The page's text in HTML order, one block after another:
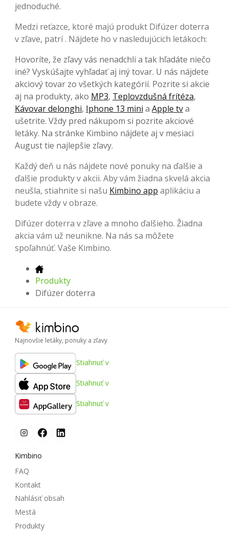
jednoduché.
Medzi reťazce, ktoré majú produkt Difúzer doterra
v zľave, patrí . Nájdete ho v nasledujúcich letákoch:
Hovoríte, že zľavy vás nenadchli a tak hľadáte niečo
iné? Vyskúšajte vyhľadať aj iný tovar. U nás nájdete
akciový tovar zo všetkých kategórií. Pozrite si akcie
aj na produkty, ako MP3, Teplovzdušná frítéza,
Kávovar delonghi, Iphone 13 mini a Apple tva
ušetrite. Vždy pred nákupom si pozrite akciové
letáky. Na stránke Kimbino nájdete aj v mesiaci
August tie najlepšie zľavy.
Každý deň u nás nájdete nové ponuky na ďalšie a
ďalšie produkty v akcii. Aby vám žiadna skvelá akcia
neušla, stiahnite si našu Kimbino app aplikáciu a
budete vždy v obraze.
Difúzer doterra v zľave a mnoho ďalšieho. Žiadna
akcia vám už neunikne. Na nás sa môžete
spoľahnúť. Vaše Kimbino.
Produkty
Difúzer doterra
Najnovšie letáky, ponuky a zľavy
Stiahnuť v
Stiahnuť v
Stiahnuť v
Kimbino
FAQ
Kontakt
Nahlásiť obsah
Mestá
Produkty